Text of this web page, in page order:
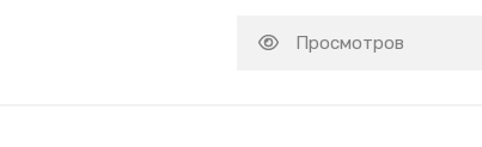
Просмотров